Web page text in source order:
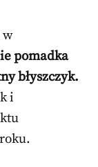
w
pomadka
błyszczyk.
i